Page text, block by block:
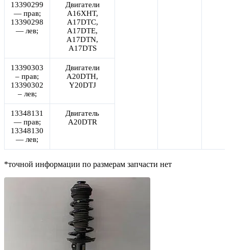
13390299
— прав;
13390298
— лев;
Двигатели
A16XHT,
A17DTC,
A17DTE,
A17DTN,
A17DTS
13390303
– прав;
13390302
– лев;
Двигатели
A20DTH,
Y20DTJ
13348131
— прав;
13348130
— лев;
Двигатель
A20DTR
*точной информации по размерам запчасти нет